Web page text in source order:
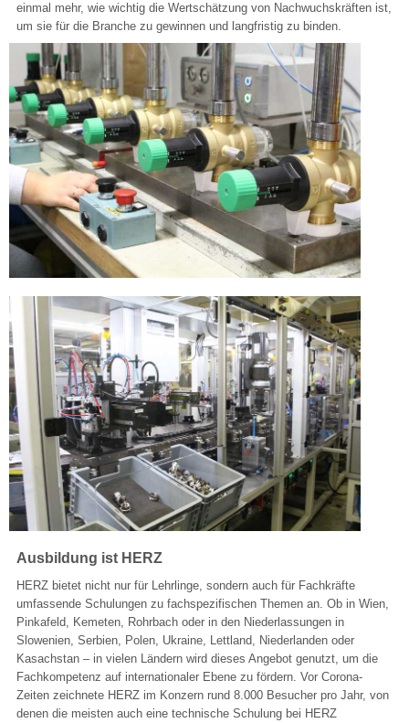
einmal mehr, wie wichtig die Wertschätzung von Nachwuchskräften ist,
um sie für die Branche zu gewinnen und langfristig zu binden.
Ausbildung ist HERZ
HERZ bietet nicht nur für Lehrlinge, sondern auch für Fachkräfte
umfassende Schulungen zu fachspezifischen Themen an. Ob in Wien,
Pinkafeld, Kemeten, Rohrbach oder in den Niederlassungen in
Slowenien, Serbien, Polen, Ukraine, Lettland, Niederlanden oder
Kasachstan – in vielen Ländern wird dieses Angebot genutzt, um die
Fachkompetenz auf internationaler Ebene zu fördern. Vor Corona-
Zeiten zeichnete HERZ im Konzern rund 8.000 Besucher pro Jahr, von
denen die meisten auch eine technische Schulung bei HERZ